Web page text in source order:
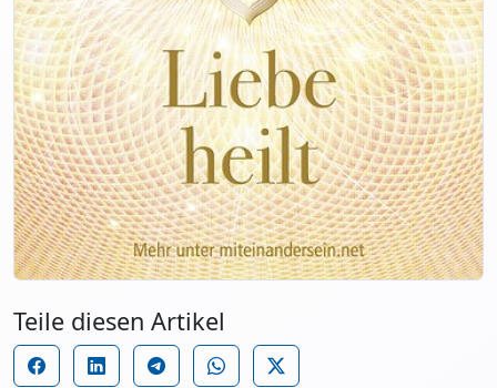
Teile diesen Artikel